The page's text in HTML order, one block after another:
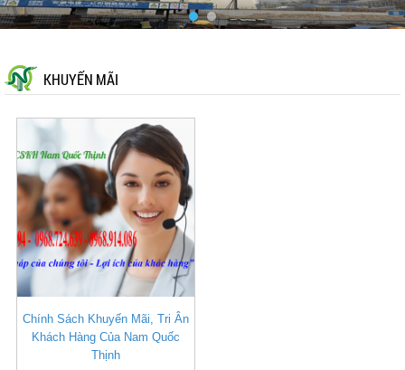
KHUYẾN MÃI
Chính Sách Khuyến Mãi, Tri Ân
Khách Hàng Của Nam Quốc
Thịnh